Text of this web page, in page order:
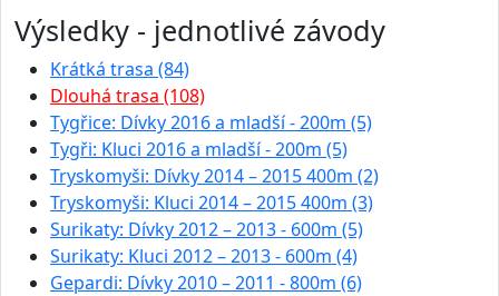
Výsledky - jednotlivé závody
Krátká trasa (84)
Dlouhá trasa (108)
Tygřice: Dívky 2016 a mladší - 200m (5)
Tygři: Kluci 2016 a mladší - 200m (5)
Tryskomyši: Dívky 2014 – 2015 400m (2)
Tryskomyši: Kluci 2014 – 2015 400m (3)
Surikaty: Dívky 2012 – 2013 - 600m (5)
Surikaty: Kluci 2012 – 2013 - 600m (4)
Gepardi: Dívky 2010 – 2011 - 800m (6)